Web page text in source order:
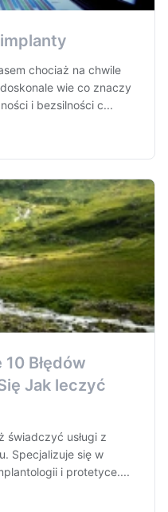
chociaż na chwile
wie co znaczy
i bezsilności c...
Błędów
Jak leczyć
świadczyć usługi z
Specjalizuje się w
i protetyce....